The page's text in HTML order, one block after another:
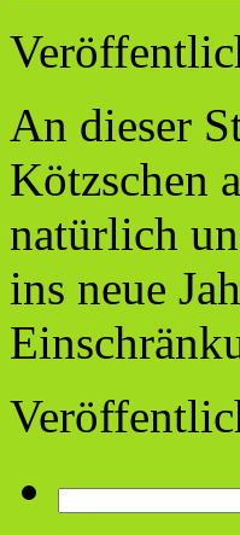
An dieser
Kötzschen
natürlich
ins neue
nach: